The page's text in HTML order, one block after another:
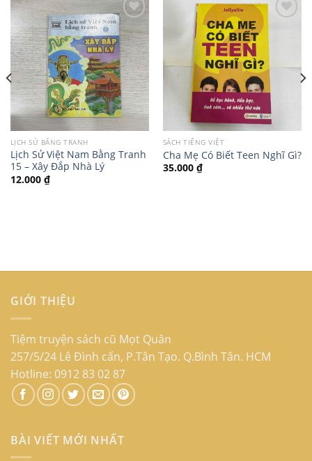
LỊCH SỬ BẰNG TRANH
Lịch Sử Việt Nam Bằng Tranh
15 – Xây Đắp Nhà Lý
12.000 ₫
SÁCH TIẾNG VIỆT
Cha Mẹ Có Biết Teen Nghĩ Gì?
35.000 ₫
GIỚI THIỆU
Tiệm truyện sách cũ Mọt Quân
257/5/24 Lê Đình cẩn, P.Tân Tạo. Q.Bình Tân. HCM
Hotline: 0912 83 02 87
BÀI VIẾT MỚI NHẤT